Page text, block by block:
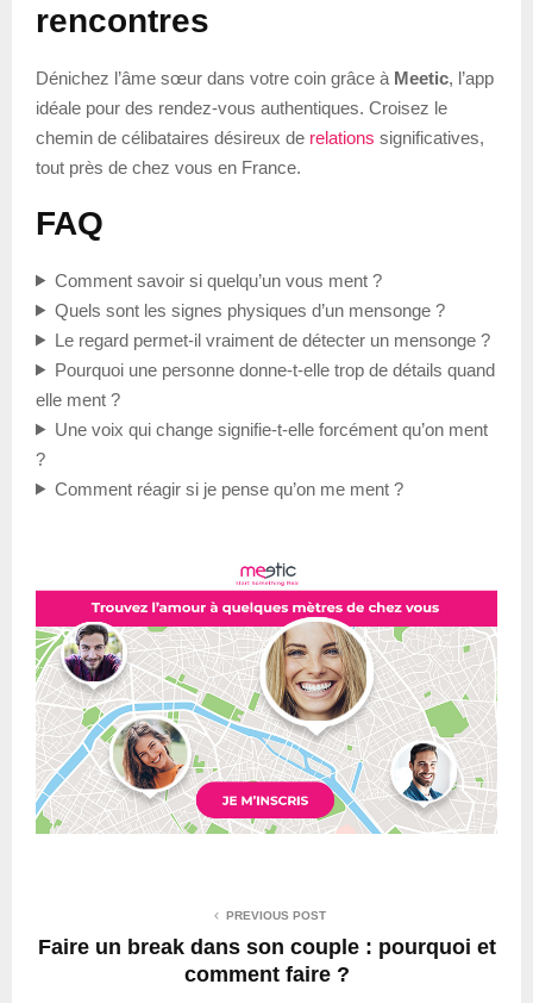
rencontres
Dénichez l’âme sœur dans votre coin grâce à Meetic, l’app
idéale pour des rendez-vous authentiques. Croisez le
chemin de célibataires désireux de relations significatives,
tout près de chez vous en France.
FAQ
Comment savoir si quelqu’un vous ment ?
Quels sont les signes physiques d’un mensonge ?
Le regard permet-il vraiment de détecter un mensonge ?
Pourquoi une personne donne-t-elle trop de détails quand
elle ment ?
Une voix qui change signifie-t-elle forcément qu’on ment
?
Comment réagir si je pense qu’on me ment ?
PREVIOUS POST
Faire un break dans son couple : pourquoi et
comment faire ?